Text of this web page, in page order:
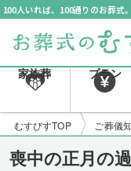
100人いれば、100通りのお葬式
家族葬 プラン
むすびすTOP ご葬儀
喪中の正月の